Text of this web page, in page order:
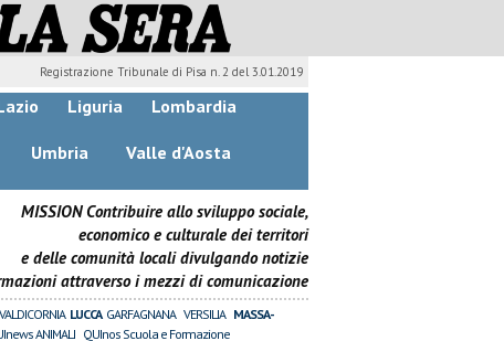
Registrazione Tribunale di Pisa n. 2 del 3.01.2019
Liguria
Lombardia
Umbria
Valle d'Aosta
MISSION Contribuire allo sviluppo sociale,
economico e culturale dei territori
e delle comunità locali divulgando notizie
attraverso i mezzi di comunicazione
VALDICORNIA LUCCA GARFAGNANA VERSILIA MASSA-
ANIMALI QUInos Scuola e Formazione